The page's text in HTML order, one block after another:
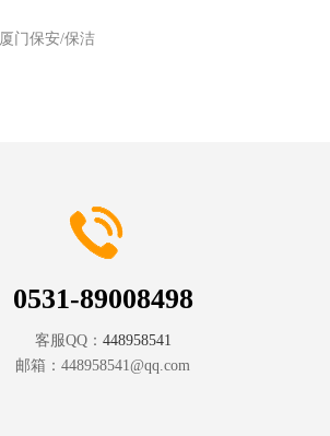
厦门保安/保洁
0531-89008498
客服QQ： 448958541
邮箱： 448958541@qq.com